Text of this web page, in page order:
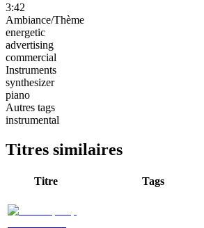
3:42
Ambiance/Thème
energetic
advertising
commercial
Instruments
synthesizer
piano
Autres tags
instrumental
Titres similaires
Titre Tags